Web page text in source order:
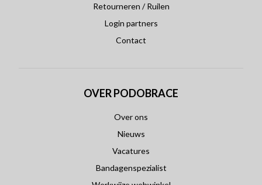
Retourneren / Ruilen
Login partners
Contact
OVER PODOBRACE
Over ons
Nieuws
Vacatures
Bandagenspezialist